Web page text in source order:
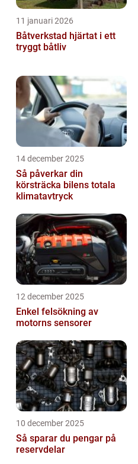
11 januari 2026
Båtverkstad hjärtat i ett
tryggt båtliv
14 december 2025
Så påverkar din
körsträcka bilens totala
klimatavtryck
12 december 2025
Enkel felsökning av
motorns sensorer
10 december 2025
Så sparar du pengar på
reservdelar